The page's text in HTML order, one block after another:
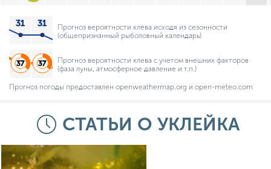
Прогноз вероятности клева исходя из сезонности
(общепризнанный рыболовный календарь)
Прогноз вероятности клева с учетом внешних факторов
(фаза луны, атмосферное давление и т.п.)
Прогноз погоды предоставлен openweathermap.org и open-meteo.com
СТАТЬИ О УКЛЕЙКА